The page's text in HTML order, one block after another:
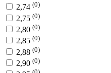
2,74 (0)
2,75 (0)
2,80 (0)
2,85 (0)
2,88 (0)
2,90 (0)